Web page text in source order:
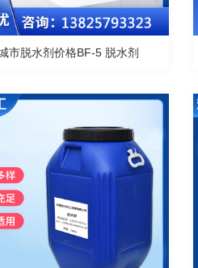
市脱水剂价格BF-5 脱水剂